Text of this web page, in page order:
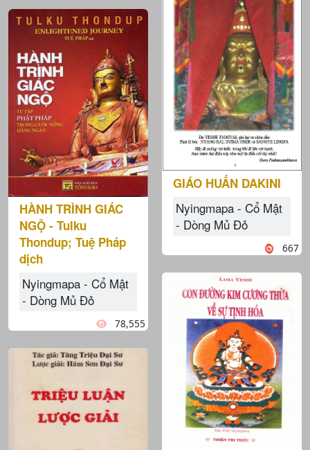
HÀNH TRÌNH GIÁC
NGỘ - Tulku
Thondup; Tuệ Pháp
dịch
Nyingmapa - Cổ Mật
- Dòng Mủ Đỏ
78,555
GIÁO HUẤN DAKINI
Nyingmapa - Cổ Mật
- Dòng Mủ Đỏ
667